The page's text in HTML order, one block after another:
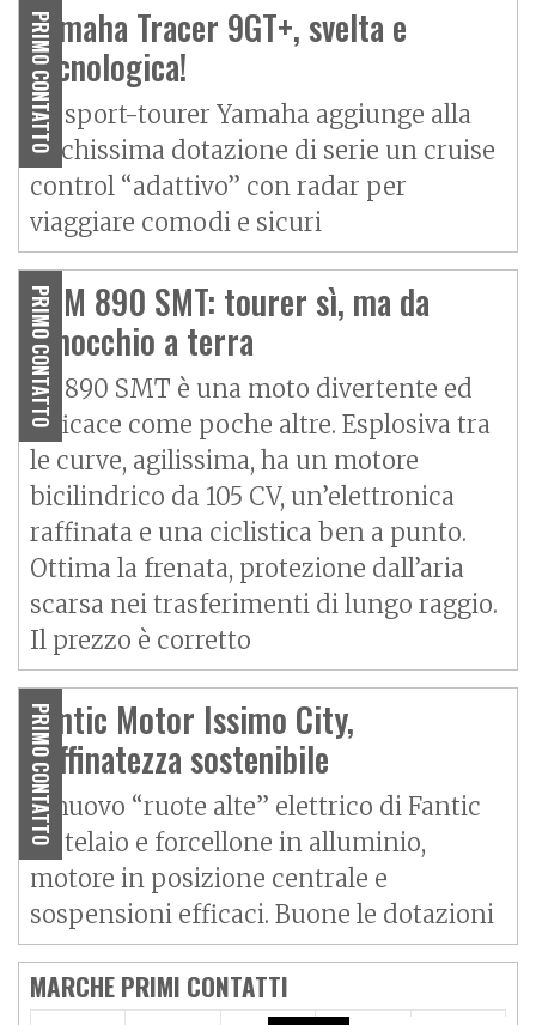
PRIMO CONTATTO
Yamaha Tracer 9GT+, svelta e
tecnologica!
La sport-tourer Yamaha aggiunge alla
ricchissima dotazione di serie un cruise
control “adattivo” con radar per
viaggiare comodi e sicuri
PRIMO CONTATTO
KTM 890 SMT: tourer sì, ma da
ginocchio a terra
La 890 SMT è una moto divertente ed
efficace come poche altre. Esplosiva tra
le curve, agilissima, ha un motore
bicilindrico da 105 CV, un’elettronica
raffinata e una ciclistica ben a punto.
Ottima la frenata, protezione dall’aria
scarsa nei trasferimenti di lungo raggio.
Il prezzo è corretto
PRIMO CONTATTO
Fantic Motor Issimo City,
raffinatezza sostenibile
Il nuovo “ruote alte” elettrico di Fantic
ha telaio e forcellone in alluminio,
motore in posizione centrale e
sospensioni efficaci. Buone le dotazioni
MARCHE PRIMI CONTATTI